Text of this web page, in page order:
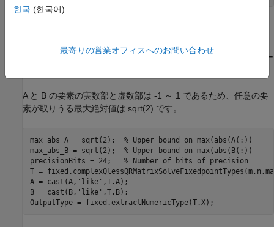
complexQlessQRMatrixSolveFixedpointTypes
て、入力行列 A と B、および出力 X に対して、計算時のオーバー
A と B の要素の実数部と虚数部は -1 ～ 1 であるため、任意の要
素が取りうる最大絶対値は sqrt(2) です。
max_abs_A = sqrt(2); % Upper bound on max(abs(A(:))
max_abs_B = sqrt(2); % Upper bound on max(abs(B(:))
precisionBits = 24; % Number of bits of precision
T =
A = cast(A, 'like' ,T.A);
B = cast(B, 'like' ,T.B);
한국 (한국어)
最寄りの営業オフィスへのお問い合わせ